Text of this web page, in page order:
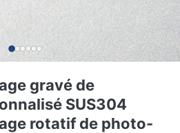
gravé de
SUS304
rotatif de photo-